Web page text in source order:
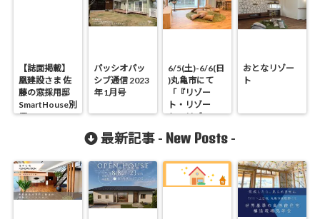
【誌面掲載】
凰建設さま 佐
藤の窓採用邸
SmartHouse別
冊
パッシオパッ
シブ通信 2023
年 1月号
6/5(土)-6/6(日
)丸亀市にて
「『リゾー
ト・リゾー
ト・リゾー
お家」完成邸
おとなリゾー
ト
最新記事 - New Posts -